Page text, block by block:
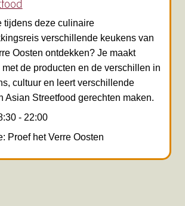
tijdens deze culinaire
verschillende keukens van
Oosten ontdekken? Je maakt
met de producten en de verschillen in
cultuur en leert verschillende
Asian Streetfood gerechten maken.
- 22:00
Proef het Verre Oosten